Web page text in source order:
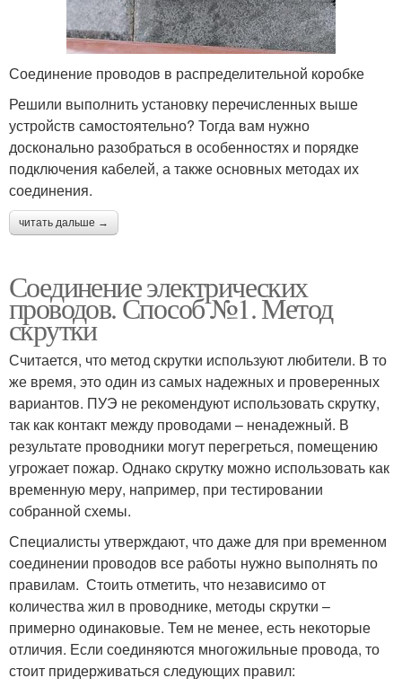
Соединение проводов в распределительной коробке
Решили выполнить установку перечисленных выше
устройств самостоятельно? Тогда вам нужно
досконально разобраться в особенностях и порядке
подключения кабелей, а также основных методах их
соединения.
читать дальше →
Соединение электрических
проводов. Способ №1. Метод
скрутки
Считается, что метод скрутки используют любители. В то
же время, это один из самых надежных и проверенных
вариантов. ПУЭ не рекомендуют использовать скрутку,
так как контакт между проводами – ненадежный. В
результате проводники могут перегреться, помещению
угрожает пожар. Однако скрутку можно использовать как
временную меру, например, при тестировании
собранной схемы.
Специалисты утверждают, что даже для при временном
соединении проводов все работы нужно выполнять по
правилам. Стоить отметить, что независимо от
количества жил в проводнике, методы скрутки –
примерно одинаковые. Тем не менее, есть некоторые
отличия. Если соединяются многожильные провода, то
стоит придерживаться следующих правил: